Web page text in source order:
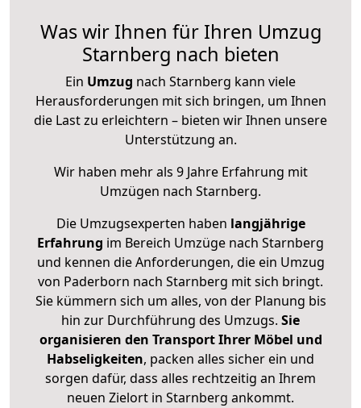
Was wir Ihnen für Ihren Umzug
Starnberg nach bieten
Ein Umzug nach Starnberg kann viele
Herausforderungen mit sich bringen, um Ihnen
die Last zu erleichtern – bieten wir Ihnen unsere
Unterstützung an.
Wir haben mehr als 9 Jahre Erfahrung mit
Umzügen nach Starnberg.
Die Umzugsexperten haben langjährige
Erfahrung im Bereich Umzüge nach Starnberg
und kennen die Anforderungen, die ein Umzug
von Paderborn nach Starnberg mit sich bringt.
Sie kümmern sich um alles, von der Planung bis
hin zur Durchführung des Umzugs. Sie
organisieren den Transport Ihrer Möbel und
Habseligkeiten, packen alles sicher ein und
sorgen dafür, dass alles rechtzeitig an Ihrem
neuen Zielort in Starnberg ankommt.